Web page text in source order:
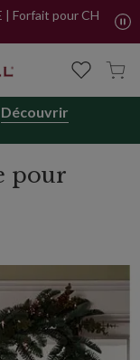
| Forfait pour CH
Découvrir
pour